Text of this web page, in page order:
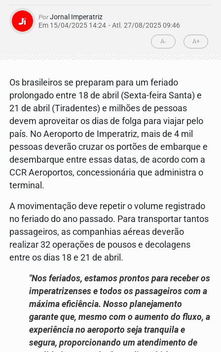
PorJornal Imperatriz
Em 15/04/2025 14:24 - Atl. 27/08/2025 09:46
A- A+
Os brasileiros se preparam para um feriado
prolongado entre 18 de abril (Sexta-feira Santa) e
21 de abril (Tiradentes) e milhões de pessoas
devem aproveitar os dias de folga para viajar pelo
país. No Aeroporto de Imperatriz, mais de 4 mil
pessoas deverão cruzar os portões de embarque e
desembarque entre essas datas, de acordo com a
CCR Aeroportos, concessionária que administra o
terminal.
A movimentação deve repetir o volume registrado
no feriado do ano passado. Para transportar tantos
passageiros, as companhias aéreas deverão
realizar 32 operações de pousos e decolagens
entre os dias 18 e 21 de abril.
"Nos feriados, estamos prontos para receber os
imperatrizenses e todos os passageiros com a
máxima eficiência. Nosso planejamento
garante que, mesmo com o aumento do fluxo, a
experiência no aeroporto seja tranquila e
segura, proporcionando um atendimento de